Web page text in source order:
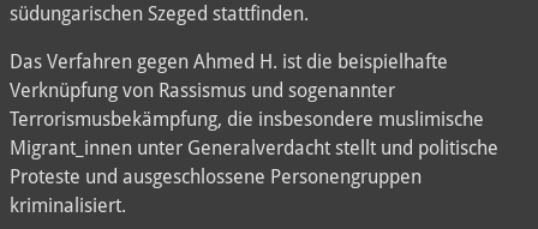
südungarischen Szeged stattfinden.
Das Verfahren gegen Ahmed H. ist die beispielhafte
Verknüpfung von Rassismus und sogenannter
Terrorismusbekämpfung, die insbesondere muslimische
Migrant_innen unter Generalverdacht stellt und politische
Proteste und ausgeschlossene Personengruppen
kriminalisiert.